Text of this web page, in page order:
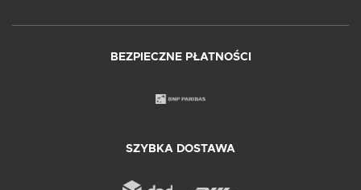
BEZPIECZNE PŁATNOŚCI
SZYBKA DOSTAWA